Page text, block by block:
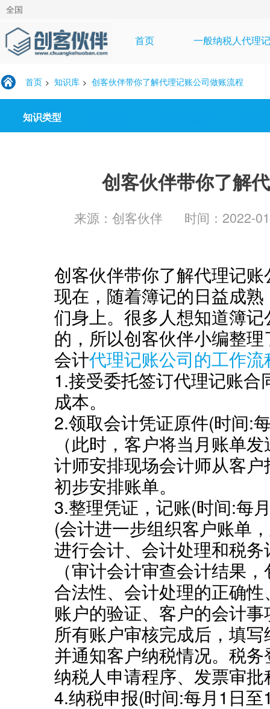
全国
首页 一般纳税人代理
首页 > 知识库 > 创客伙伴带你了解代理记账公司做账流程
知识类型
创客伙伴带你了解
来源：创客伙伴 时间：2022-
创客伙伴带你了解代理记
现在，随着簿记的日益成
们身上。很多人想知道簿
的，所以创客伙伴小编整
会计代理记账公司的工作流
1.接受委托签订代理记账
成本。
2.领取会计凭证原件(时间:
（此时，客户将当月账单
计师安排现场会计师从客
初步安排账单。
3.整理凭证，记账(时间:每
(会计进一步组织客户账单
进行会计、会计处理和税务
（审计会计审查会计结果
合法性、会计处理的正确
账户的验证、客户的会计
所有账户审核完成后，填
并通知客户纳税情况。税
纳税人申请程序、发票审
4.纳税申报(时间:每月1日至